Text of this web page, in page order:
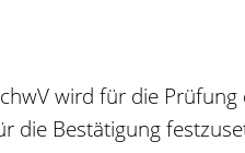
wird für die
die Bestätigung